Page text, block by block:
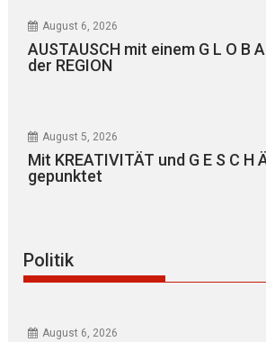
August 6, 2026
AUSTAUSCH mit einem G L O B
der REGION
August 5, 2026
Mit KREATIVITÄT und G E S C H
gepunktet
Politik
August 6, 2026